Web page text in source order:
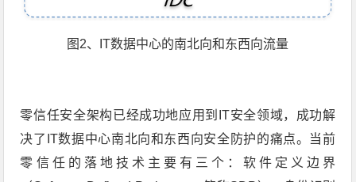
图2、IT数据中心的南北向和东西向流量
零信任安全架构已经成功地应用到IT安全领域，成功解
决了IT数据中心南北向和东西向安全防护的痛点。当前
零信任的落地技术主要有三个：软件定义边界